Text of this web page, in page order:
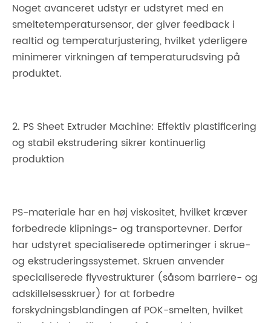
Noget avanceret udstyr er udstyret med en
smeltetemperatursensor, der giver feedback i
realtid og temperaturjustering, hvilket yderligere
minimerer virkningen af ​​temperaturudsving på
produktet.
2. PS Sheet Extruder Machine: Effektiv plastificering
og stabil ekstrudering sikrer kontinuerlig
produktion
PS-materiale har en høj viskositet, hvilket kræver
forbedrede klipnings- og transportevner. Derfor
har udstyret specialiserede optimeringer i skrue-
og ekstruderingssystemet. Skruen anvender
specialiserede flyvestrukturer (såsom barriere- og
adskillelsesskruer) for at forbedre
forskydningsblandingen af ​​POK-smelten, hvilket